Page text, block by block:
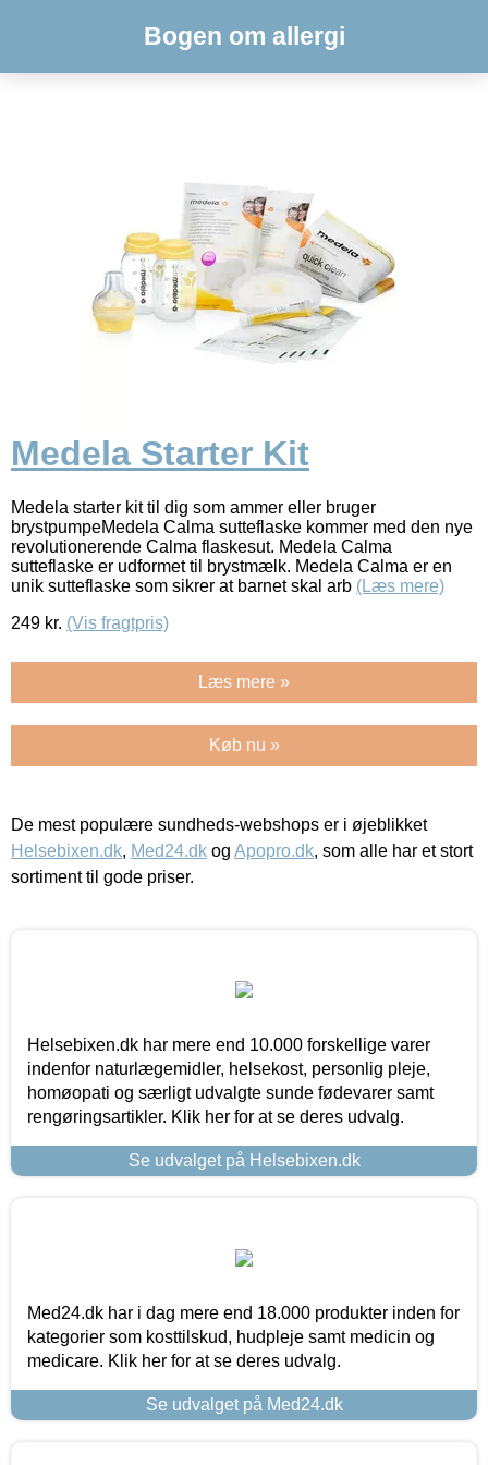
Bogen om allergi
Medela Starter Kit
Medela starter kit til dig som ammer eller bruger
brystpumpeMedela Calma sutteflaske kommer med den nye
revolutionerende Calma flaskesut. Medela Calma
sutteflaske er udformet til brystmælk. Medela Calma er en
unik sutteflaske som sikrer at barnet skal arb (Læs mere)
249 kr. (Vis fragtpris)
Læs mere »
Køb nu »
De mest populære sundheds-webshops er i øjeblikket
Helsebixen.dk, Med24.dk og Apopro.dk, som alle har et stort
sortiment til gode priser.
Helsebixen.dk har mere end 10.000 forskellige varer
indenfor naturlægemidler, helsekost, personlig pleje,
homøopati og særligt udvalgte sunde fødevarer samt
rengøringsartikler. Klik her for at se deres udvalg.
Se udvalget på Helsebixen.dk
Med24.dk har i dag mere end 18.000 produkter inden for
kategorier som kosttilskud, hudpleje samt medicin og
medicare. Klik her for at se deres udvalg.
Se udvalget på Med24.dk